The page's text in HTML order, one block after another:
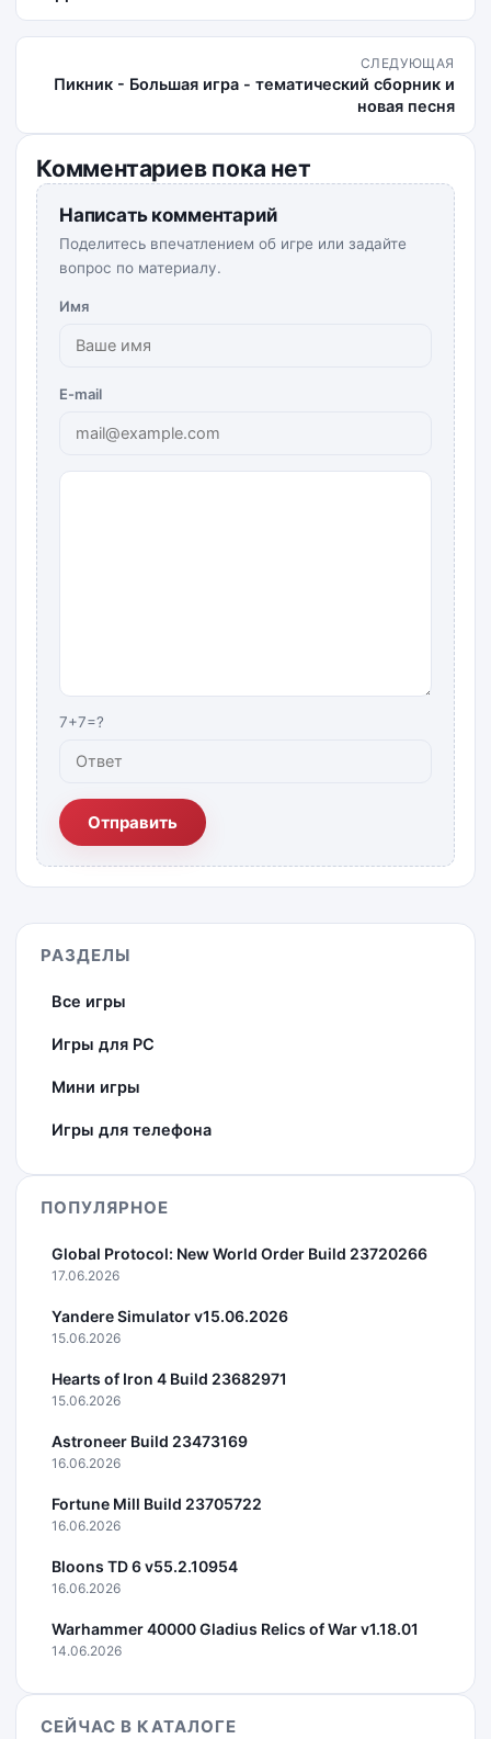
СЛЕДУЮЩАЯ
Пикник - Большая игра - тематический сборник и
новая песня
Комментариев пока нет
Написать комментарий
Поделитесь впечатлением об игре или задайте
вопрос по материалу.
Имя
E-mail
7+7=?
Отправить
РАЗДЕЛЫ
Все игры
Игры для PC
Мини игры
Игры для телефона
ПОПУЛЯРНОЕ
Global Protocol: New World Order Build 23720266
17.06.2026
Yandere Simulator v15.06.2026
15.06.2026
Hearts of Iron 4 Build 23682971
15.06.2026
Astroneer Build 23473169
16.06.2026
Fortune Mill Build 23705722
16.06.2026
Bloons TD 6 v55.2.10954
16.06.2026
Warhammer 40000 Gladius Relics of War v1.18.01
14.06.2026
СЕЙЧАС В КАТАЛОГЕ